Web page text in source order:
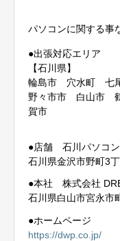
パソコンに関する事
●出張対応エリア
【石川県】
輪島市 穴水町 七
野々市市 白山市
賀市
●店舗 石川パソコ
石川県金沢市野町3
●本社 株式会社
石川県白山市宮永
●ホームページ
https://dwp.co.jp/